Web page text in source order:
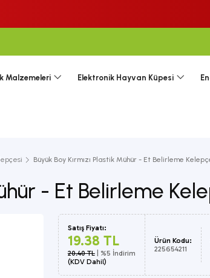
Malzemeleri Elektronik Hayvan Küpesi
Büyük Boy Kırmızı Plastik Mühür - Et Belirleme
- Et Belirleme
Satış Fiyatı:
19.38 TL
20.40 TL| %5 İndirim
(KDV Dahil)
Ürün Kodu:
225654211